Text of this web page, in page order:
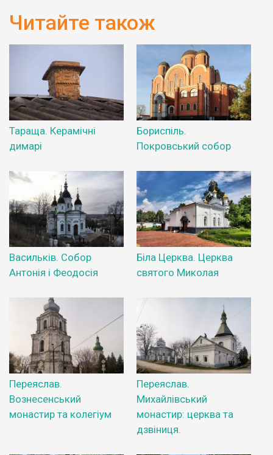
Читайте також
Тараща. Керамічні
димарі
Бориспіль.
Покровський собор
Васильків. Собор
Антонія і Феодосія
Біла Церква. Церква
святого Миколая
Переяслав.
Вознесенський
монастир та колегіум
Переяслав.
Михайлівський
монастир: церква та
дзвіниця.